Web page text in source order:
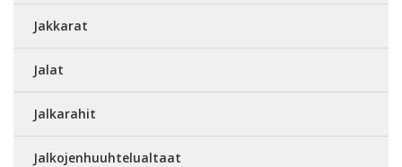
Jakkarat
Jalat
Jalkarahit
Jalkojenhuuhtelualtaat